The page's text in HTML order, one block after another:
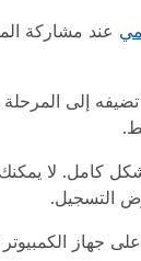
عند مشاركة
إلى
التسجيل.
جهاز